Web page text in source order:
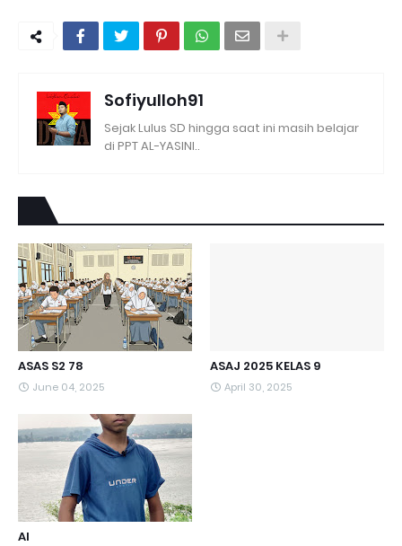
Sofiyulloh91
Sejak Lulus SD hingga saat ini masih belajar
di PPT AL-YASINI..
ASAS S2 78
June 04, 2025
ASAJ 2025 KELAS 9
April 30, 2025
AI